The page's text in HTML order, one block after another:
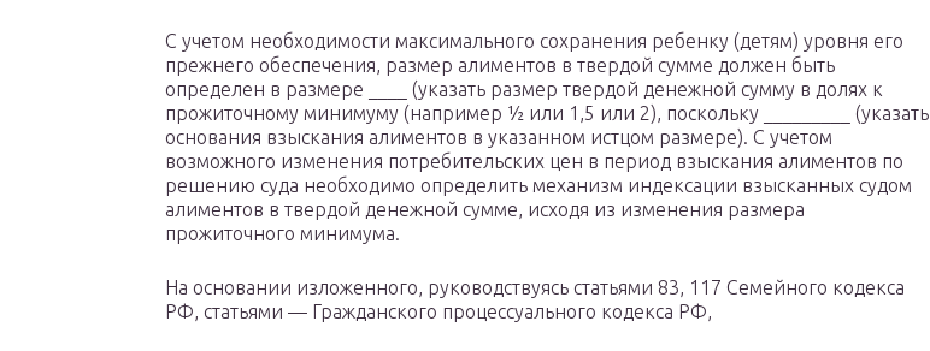
С учетом необходимости максимального сохранения ребенку (детям) уровня его
прежнего обеспечения, размер алиментов в твердой сумме должен быть
определен в размере ____ (указать размер твердой денежной сумму в долях к
прожиточному минимуму (например ½ или 1,5 или 2), поскольку _________ (указать
основания взыскания алиментов в указанном истцом размере). С учетом
возможного изменения потребительских цен в период взыскания алиментов по
решению суда необходимо определить механизм индексации взысканных судом
алиментов в твердой денежной сумме, исходя из изменения размера
прожиточного минимума.
На основании изложенного, руководствуясь статьями 83, 117 Семейного кодекса
РФ, статьями — Гражданского процессуального кодекса РФ,